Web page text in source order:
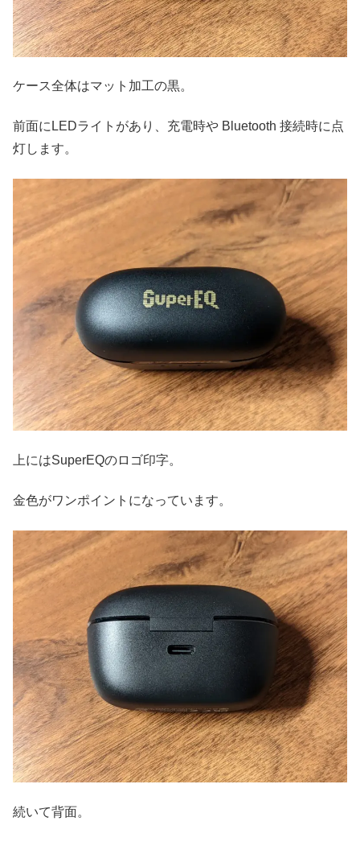
ケース全体はマット加工の黒。
前面にLEDライトがあり、充電時や Bluetooth 接続時に点
灯します。
上にはSuperEQのロゴ印字。
金色がワンポイントになっています。
続いて背面。